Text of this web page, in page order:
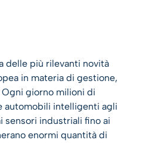
delle più rilevanti novità
in materia di gestione,
giorno milioni di
automobili intelligenti agli
industriali fino ai
enormi quantità di